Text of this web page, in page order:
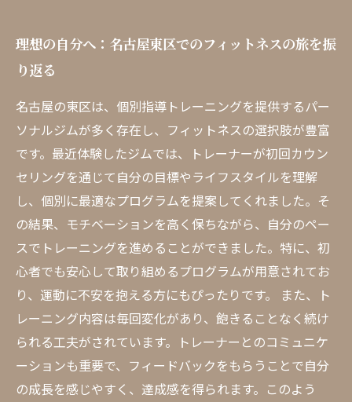
理想の自分へ：名古屋東区でのフィットネスの旅を振
り返る
名古屋の東区は、個別指導トレーニングを提供するパー
ソナルジムが多く存在し、フィットネスの選択肢が豊富
です。最近体験したジムでは、トレーナーが初回カウン
セリングを通じて自分の目標やライフスタイルを理解
し、個別に最適なプログラムを提案してくれました。そ
の結果、モチベーションを高く保ちながら、自分のペー
スでトレーニングを進めることができました。特に、初
心者でも安心して取り組めるプログラムが用意されてお
り、運動に不安を抱える方にもぴったりです。 また、ト
レーニング内容は毎回変化があり、飽きることなく続け
られる工夫がされています。トレーナーとのコミュニケ
ーションも重要で、フィードバックをもらうことで自分
の成長を感じやすく、達成感を得られます。このよう